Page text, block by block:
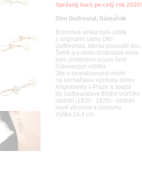
Správný kurs po celý rok 2026!
Otto Gutfreund, Námořník
Bronzová soška byla odlita
z originální sádry Otto
Gutfreunda, kterou posoudil doc.
Šetlík a v rámci limitované série
bylo zhotoveno pouze šest
číslovaných odlitků.
Jde o nerealizovaný návrh
na sochařskou výzdobu domu
Anglobanky v Praze a spadá
do Gutfreundova třetího tvůrčího
období (1920 - 1925) - období
nové věcnosti a civilismu.
Výška 24,4 cm.